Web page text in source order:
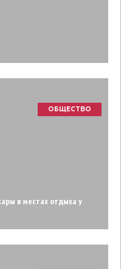
ОБЩЕСТВО
в местах отдыха у